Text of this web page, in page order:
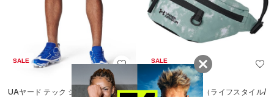
SALE
UAヤード テック ショーツ（ベース
SALE
UAボディバッグ（ライフスタイル/